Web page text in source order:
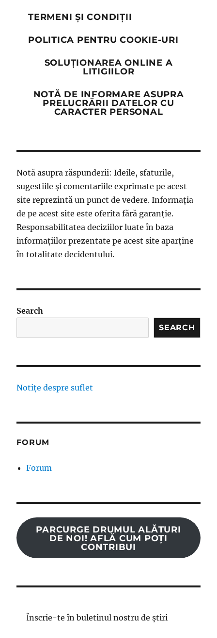
TERMENI ȘI CONDIȚII
POLITICA PENTRU COOKIE-URI
SOLUȚIONAREA ONLINE A
LITIGIILOR
NOTĂ DE INFORMARE ASUPRA
PRELUCRĂRII DATELOR CU
CARACTER PERSONAL
Notă asupra răspunderii: Ideile, sfaturile,
sugestiile și comentariile exprimate pe acest
site reprezintă un punct de vedere. Informația
de pe acest site este oferita fără garanție.
Responsabilitatea deciziilor luate în baza
informațiilor prezentate pe acest site aparține
în totalitate decidentului.
Search
SEARCH
Notițe despre suflet
FORUM
Forum
PARCURGE DRUMUL ALĂTURI
DE NOI! AFLĂ CUM POȚI
CONTRIBUI
Înscrie-te în buletinul nostru de știri